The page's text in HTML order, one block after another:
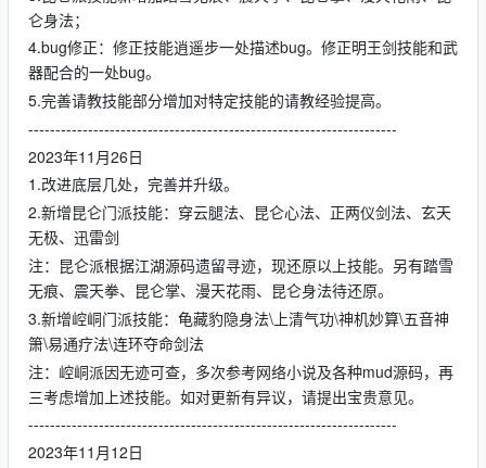
仑身法；
4.bug修正：修正技能逍遥步一处描述bug。修正明王剑技能和武
器配合的一处bug。
5.完善请教技能部分增加对特定技能的请教经验提高。
--------------------------------------------------------------------
2023年11月26日
1.改进底层几处，完善并升级。
2.新增昆仑门派技能：穿云腿法、昆仑心法、正两仪剑法、玄天
无极、迅雷剑
注：昆仑派根据江湖源码遗留寻迹，现还原以上技能。另有踏雪
无痕、震天拳、昆仑掌、漫天花雨、昆仑身法待还原。
3.新增崆峒门派技能：龟藏豹隐身法\上清气功\神机妙算\五音神
箫\易通疗法\连环夺命剑法
注：崆峒派因无迹可查，多次参考网络小说及各种mud源码，再
三考虑增加上述技能。如对更新有异议，请提出宝贵意见。
--------------------------------------------------------------------
2023年11月12日